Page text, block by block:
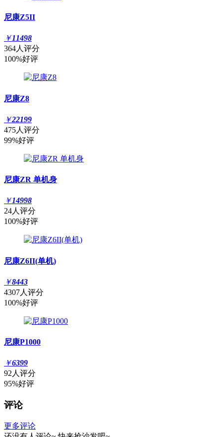
尼康Z5II
￥11498
364人评分
100%好评
尼康Z8
￥22199
475人评分
99%好评
尼康ZR 单机身
￥14998
24人评分
100%好评
尼康Z6II(单机)
￥8443
4307人评分
100%好评
尼康P1000
￥6399
92人评分
95%好评
评论
更多评论